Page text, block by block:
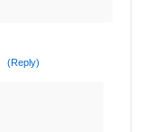
(Reply)